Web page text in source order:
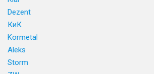
Dezent
КиК
Kormetal
Aleks
Storm